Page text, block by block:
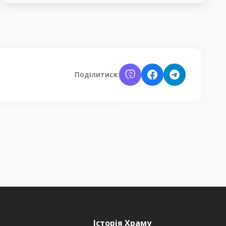
Поділитися:
Історія Храму